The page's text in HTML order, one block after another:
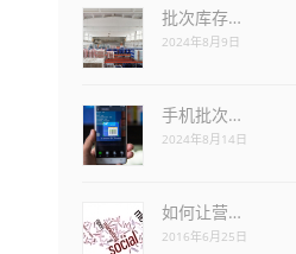
批次库存…
2024年8月9日
手机批次…
2024年8月14日
如何让营…
2016年6月25日